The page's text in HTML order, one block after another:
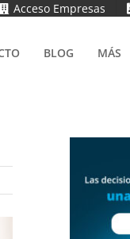
Acceso Empresas
BLOG MÁS